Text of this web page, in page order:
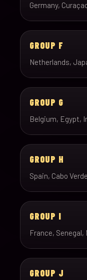
Germany,
GROUP F
Netherlands,
GROUP G
Belgium, Egypt,
GROUP H
Spain, Cabo
GROUP I
France, Senegal,
GROUP J